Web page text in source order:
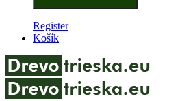
Register
Košík